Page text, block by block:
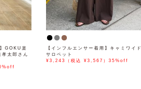
GOKU楽
太郎さん
【インフルエンサー着用】キャミワイド
サロペット
¥3,243（税込 ¥3,567）35%off